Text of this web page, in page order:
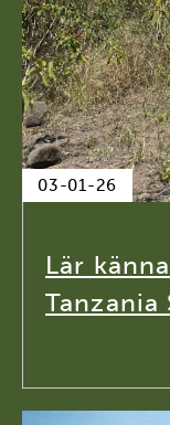
03-01-26
Lär